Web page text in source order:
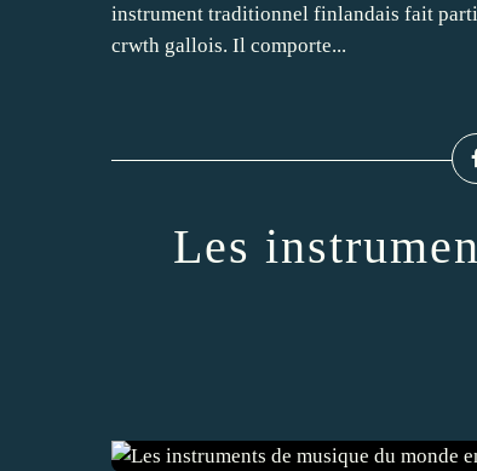
instrument traditionnel finlandais fait
crwth gallois. Il comporte...
Les